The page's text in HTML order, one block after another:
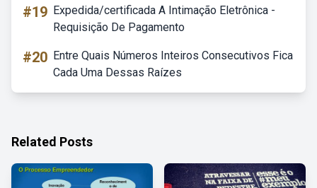
#19 Expedida/certificada A Intimação Eletrônica -
Requisição De Pagamento
#20 Entre Quais Números Inteiros Consecutivos Fica
Cada Uma Dessas Raízes
Related Posts